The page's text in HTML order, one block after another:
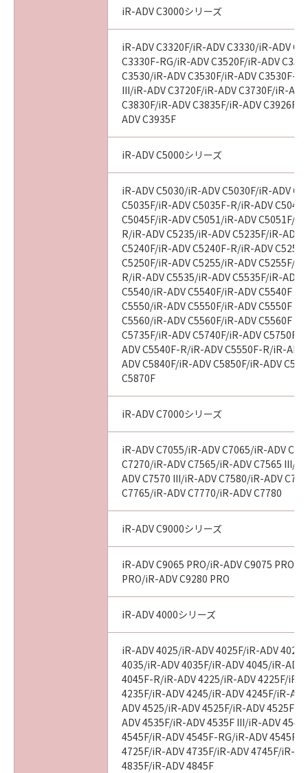
関また団体を意味します。もしお客様が米国政
府エンドユーザーである場合、以下の規定が適
用されます：The SOFTWARE is a "commercial
item," as that term is defined at 48 C.F.R.
2.101 (Oct 1995), consisting of "commercial
computer software" and "commercial
computer software documentation," as such
terms are used in 48 C.F.R. 12.212 (Sept 1995).
Consistent with 48 C.F.R. 12.212 and 48 C.F.R.
227.7202-1 through 227.7202-4 (June 1995),
all U.S. Government End Users shall acquire
the SOFTWARE with only those rights set
forth herein. The manufacturer is Canon
Inc./30-2, Shimomaruko 3-chome, Ohta-ku,
Tokyo 146-8501, Japan.
本条項中で使用される"the SOFTWARE"とは、
本契約書中で定義される「本ソフトウェア」を
意味し、指し示すものとします。
本契約書のいずれかの条項またはその一部が法
律により無効であると決定された場合でも、そ
No. I010G021619
iR-ADV C3000シリーズ
iR-ADV C3320F/iR-ADV C3330/iR-ADV
C3330F-RG/iR-ADV C3520F/iR-ADV
C3530/iR-ADV C3530F/iR-ADV C3530F-
III/iR-ADV C3720F/iR-ADV C3730F/iR-
C3830F/iR-ADV C3835F/iR-ADV C3926F/
ADV C3935F
iR-ADV C5000シリーズ
iR-ADV C5030/iR-ADV C5030F/iR-ADV
C5035F/iR-ADV C5035F-R/iR-ADV
C5045F/iR-ADV C5051/iR-ADV C5051F/
R/iR-ADV C5235/iR-ADV C5235F/iR-ADV
C5240F/iR-ADV C5240F-R/iR-ADV
C5250F/iR-ADV C5255/iR-ADV C5255F/
R/iR-ADV C5535/iR-ADV C5535F/iR-ADV
C5540/iR-ADV C5540F/iR-ADV C5540F
C5550/iR-ADV C5550F/iR-ADV C5550F
C5560/iR-ADV C5560F/iR-ADV C5560F
C5735F/iR-ADV C5740F/iR-ADV C5750F/
ADV C5540F-R/iR-ADV C5550F-R/iR-
ADV C5840F/iR-ADV C5850F/iR-ADV
C5870F
iR-ADV C7000シリーズ
iR-ADV C7055/iR-ADV C7065/iR-ADV
C7270/iR-ADV C7565/iR-ADV C7565 III/
ADV C7570 III/iR-ADV C7580/iR-ADV
C7765/iR-ADV C7770/iR-ADV C7780
iR-ADV C9000シリーズ
iR-ADV C9065 PRO/iR-ADV C9075 PRO/
PRO/iR-ADV C9280 PRO
iR-ADV 4000シリーズ
iR-ADV 4025/iR-ADV 4025F/iR-ADV
4035/iR-ADV 4035F/iR-ADV 4045/iR-ADV
4045F-R/iR-ADV 4225/iR-ADV 4225F/iR-
4235F/iR-ADV 4245/iR-ADV 4245F/iR-
ADV 4525/iR-ADV 4525F/iR-ADV 4525F
ADV 4535F/iR-ADV 4535F III/iR-ADV
4545F/iR-ADV 4545F-RG/iR-ADV 4545F
4725F/iR-ADV 4735F/iR-ADV 4745F/iR-
4835F/iR-ADV 4845F